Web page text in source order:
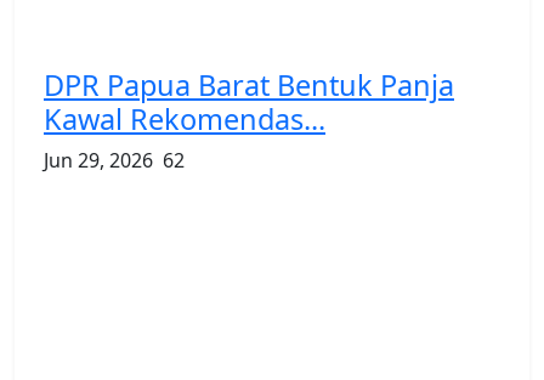
DPR Papua Barat Bentuk Panja
Kawal Rekomendas...
Jun 29, 2026 62